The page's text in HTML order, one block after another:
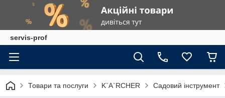
servis-prof
Товари та послуги K`A`RCHER Садовий інструмент